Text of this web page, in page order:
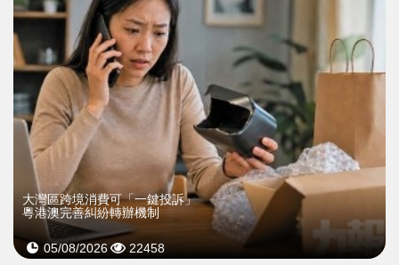
大灣區跨境消費可「一鍵投訴」
粵港澳完善糾紛轉辦機制
05/08/2026 22458